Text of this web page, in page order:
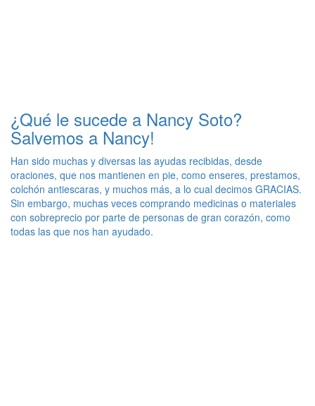
¿Qué le sucede a Nancy Soto?
Salvemos a Nancy!
Han sido muchas y diversas las ayudas recibidas, desde
oraciones, que nos mantienen en pie, como enseres, prestamos,
colchón antiescaras, y muchos más, a lo cual decimos GRACIAS.
Sin embargo, muchas veces comprando medicinas o materiales
con sobreprecio por parte de personas de gran corazón, como
todas las que nos han ayudado.